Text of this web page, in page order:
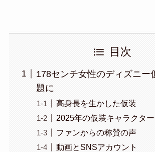
目次
178センチ女性のディズニー
題に
高身長を生かした仮装
2025年の仮装キャラクタ
ファンからの称賛の声
動画とSNSアカウント